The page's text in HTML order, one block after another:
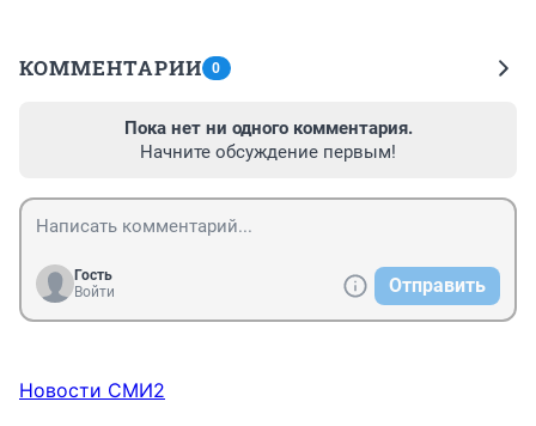
КОММЕНТАРИИ 0
Пока нет ни одного комментария.
Начните обсуждение первым!
Гость
Войти
Отправить
Новости СМИ2